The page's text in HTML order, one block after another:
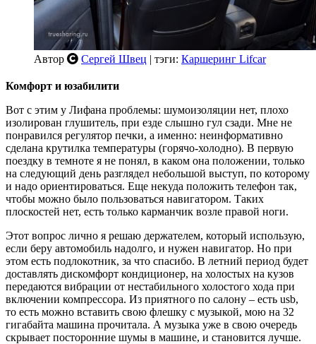
Автор Сергей Швец | тэги: Каршеринг Lifcar
Комфорт и юзабилити
Вот с этим у Лифана проблемы: шумоизоляции нет, плохо
изолирован глушитель, при езде слышно гул сзади. Мне не
понравился регулятор печки, а именно: неинформативно
сделана крутилка температуры (горячо-холодно). В первую
поездку в темноте я не понял, в каком она положении, только
на следующий день разглядел небольшой выступ, по которому
и надо ориентироваться. Еще некуда положить телефон так,
чтобы можно было пользоваться навигатором. Таких
плоскостей нет, есть только карманчик возле правой ноги.
Этот вопрос лично я решаю держателем, который использую,
если беру автомобиль надолго, и нужен навигатор. Но при
этом есть подлокотник, за что спасибо. В летний период будет
доставлять дискомфорт кондиционер, на холостых на кузов
передаются вибрации от нестабильного холостого хода при
включении компрессора. Из приятного по салону – есть usb,
то есть можно вставить свою флешку с музыкой, мою на 32
гигабайта машина прочитала. А музыка уже в свою очередь
скрывает посторонние шумы в машине, и становится лучше.